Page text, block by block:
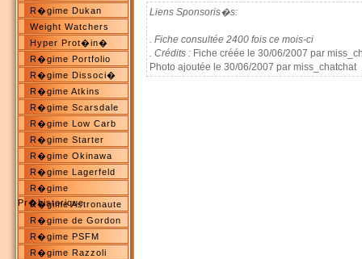
R�gime Dukan
Weight Watchers
Hyper Prot�in�
R�gime Portfolio
R�gime Dissoci�
R�gime Atkins
R�gime Scarsdale
R�gime Low Carb
R�gime Starter
R�gime Okinawa
R�gime Lagerfeld
R�gime
Pr�historique
R�gime Astronaute
R�gime de Gordon
R�gime PSFM
R�gime Razzoli
Liens Sponsoris�s:
. Fiche consultée 2400 fois ce mois-ci
. Crédits :Fiche créée le 30/06/2007 par
Photo ajoutée le 30/06/2007 par miss_chatchat